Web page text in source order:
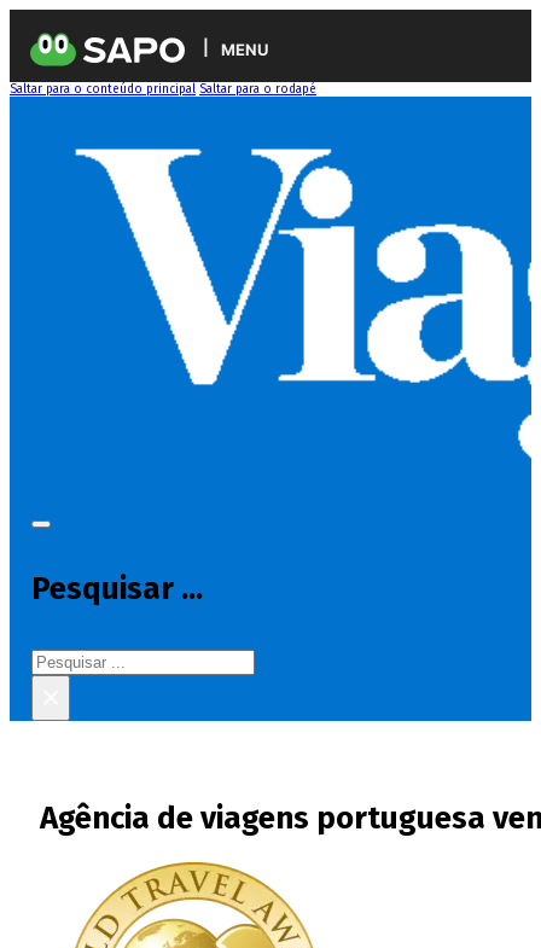
MENU
Saltar para o conteúdo principal Saltar para o rodapé
Pesquisar ...
Pesquisar
Agência de viagens portuguesa